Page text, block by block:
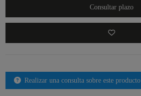
Consultar plazo
Realizar una consulta sobre este producto